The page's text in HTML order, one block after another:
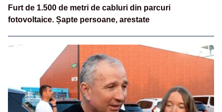
Furt de 1.500 de metri de cabluri din parcuri
fotovoltaice. Șapte persoane, arestate